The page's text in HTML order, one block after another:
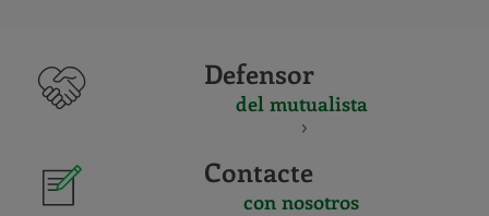
Defensor
del mutualista
Contacte
con nosotros